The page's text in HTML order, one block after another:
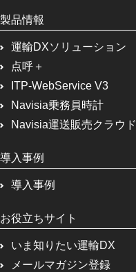
製品情報
運輸DXソリューション
点呼＋
ITP-WebService V3
Navisia乗務員時計
Navisia運送販売クラウド
導入事例
導入事例
お役立ちサイト
いま知りたい運輸DX
メールマガジン登録